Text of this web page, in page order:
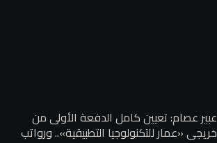
عبير عصام: تعيين كامل الدفعة الأولى من
خريجي «عمار للتكنولوجيا التطبيقية».. ورواتب